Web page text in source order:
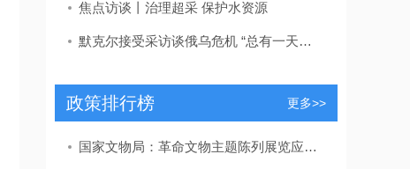
焦点访谈丨治理超采 保护水资源
默克尔接受采访谈俄乌危机 “总有一天会以谈判结束”
政策排行榜 更多>>
国家文物局：革命文物主题陈列展览应力戒“主题模糊”“千馆一面”